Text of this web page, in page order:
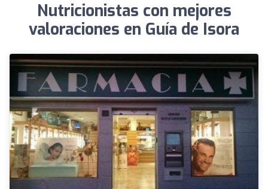
Nutricionistas con mejores
valoraciones en Guía de Isora